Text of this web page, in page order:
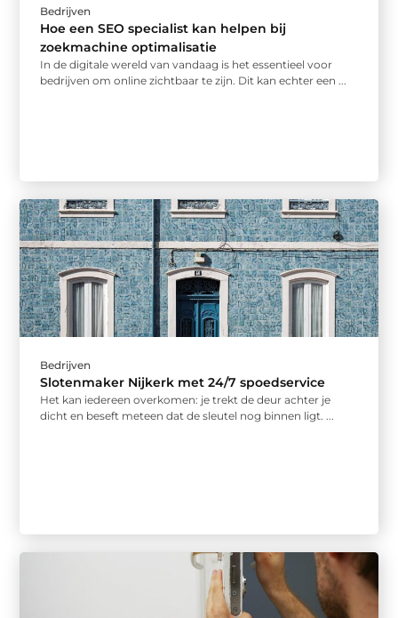
Bedrijven
Hoe een SEO specialist kan helpen bij
zoekmachine optimalisatie
In de digitale wereld van vandaag is het essentieel voor
bedrijven om online zichtbaar te zijn. Dit kan echter een ...
Bedrijven
Slotenmaker Nijkerk met 24/7 spoedservice
Het kan iedereen overkomen: je trekt de deur achter je
dicht en beseft meteen dat de sleutel nog binnen ligt. ...